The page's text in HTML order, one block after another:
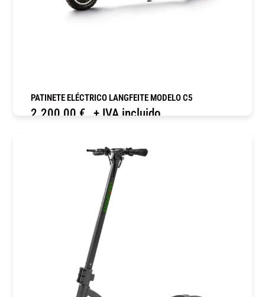
PATINETE ELÉCTRICO LANGFEITE MODELO C5
2.200,00 € + IVA incluido